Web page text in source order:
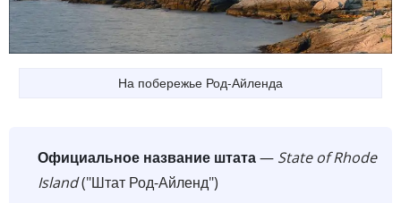
На побережье Род-Айленда
Официальное название штата— State of Rhode
Island("Штат Род-Айленд")